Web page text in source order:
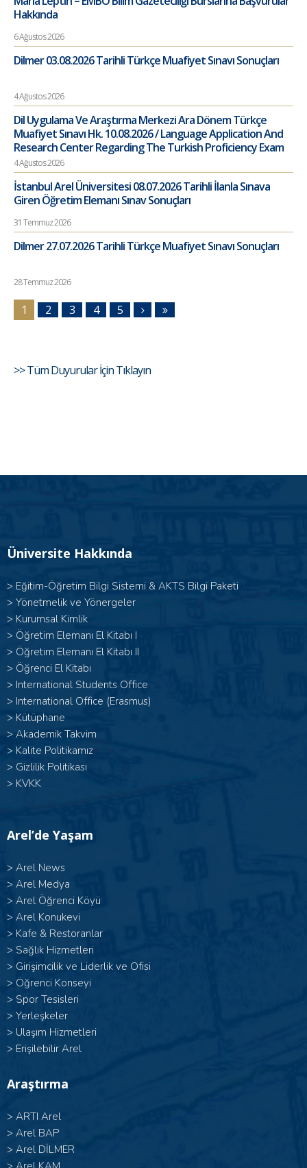
Hakkında
6 Ağustos 2026
Dilmer 03.08.2026 Tarihli Türkçe Muafiyet Sınavı Sonuçları
4 Ağustos 2026
Dil Uygulama Ve Araştırma Merkezi Ara Dönem Türkçe
Muafiyet Sınavı Hk. 10.08.2026 / Language Application And
Research Center Regarding The Turkish Proficiency Exam
4 Ağustos 2026
İstanbul Arel Üniversitesi 08.07.2026 Tarihli İlanla Sınava
Giren Öğretim Elemanı Sınav Sonuçları
31 Temmuz 2026
Dilmer 27.07.2026 Tarihli Türkçe Muafiyet Sınavı Sonuçları
28 Temmuz 2026
1 2 3 4 5
>> Tüm Duyurular İçin Tıklayın
Üniversite Hakkında
> Eğitim-Öğretim Bilgi Sistemi & AKTS Bilgi Paketi
> Yönetmelik ve Yönergeler
> Kurumsal Kimlik
> Öğretim Elemanı El Kitabı I
> Öğretim Elemanı El Kitabı II
> Öğrenci El Kitabı
> International Students Office
> International Office (Erasmus)
> Kütüphane
> Akademik Takvim
> Kalite Politikamız
> Gizlilik Politikası
> KVKK
Arel’de Yaşam
> Arel News
> Arel Medya
> Arel Öğrenci Köyü
> Arel Konukevi
> Kafe & Restoranlar
> Sağlık Hizmetleri
> Girişimcilik ve Liderlik ve Ofisi
> Öğrenci Konseyi
> Spor Tesisleri
> Yerleşkeler
> Ulaşım Hizmetleri
> Erişilebilir Arel
Araştırma
> ARTI Arel
> Arel BAP
> Arel DİLMER